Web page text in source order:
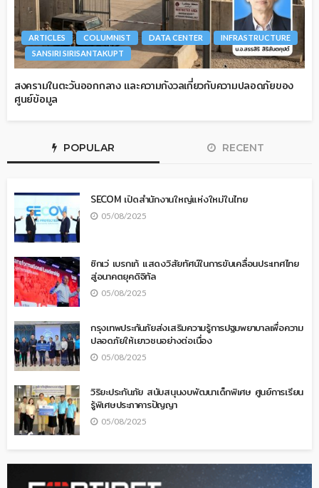
ARTICLES COLUMNIST DATA CENTER
INFRASTRUCTURE
SANSIRI SIRISANTAKUPT
สงครามในตะวันออกกลาง และความกังวลเกี่ยวกับความปลอดภัยของ
ศูนย์ข้อมูล
POPULAR RECENT
SECOM เปิดสำนักงานใหญ่แห่งใหม่ในไทย
05/08/2025
ซิกเว่ เบรกเก้ แสดงวิสัยทัศน์ในการขับเคลื่อนประเทศไทย
สู่อนาคตยุคดิจิทัล
05/08/2025
กรุงเทพประกันภัยส่งเสริมความรู้การปฐมพยาบาลเพื่อความ
ปลอดภัยให้เยาวชนอย่างต่อเนื่อง
05/08/2025
วิริยะประกันภัย สนับสนุนงบพัฒนาเด็กพิเศษ ศูนย์การเรียน
รู้พิเศษประภาคารปัญญา
05/08/2025